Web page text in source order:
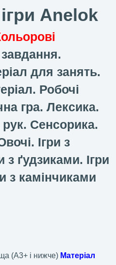
Anelok
для занять.
Робочі
гра. Лексика.
Сенсорика.
Ігри з
з ґудзиками. Ігри
з камінчиками
(А3+ і нижче) Матеріал